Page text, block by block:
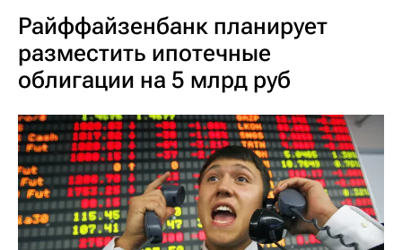
Райффайзенбанк планирует
разместить ипотечные
облигации на 5 млрд руб